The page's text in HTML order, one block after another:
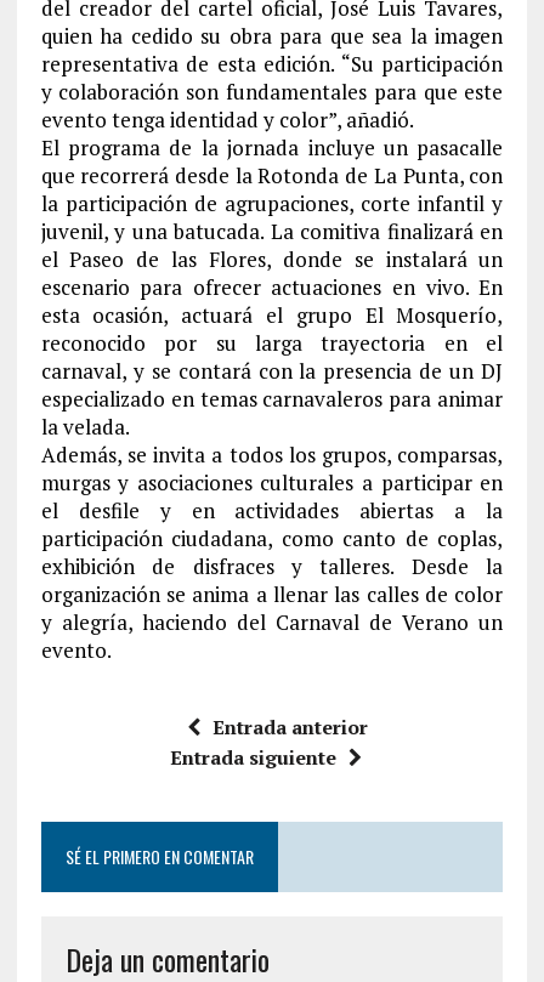
del creador del cartel oficial, José Luis Tavares,
quien ha cedido su obra para que sea la imagen
representativa de esta edición. “Su participación
y colaboración son fundamentales para que este
evento tenga identidad y color”, añadió.
El programa de la jornada incluye un pasacalle
que recorrerá desde la Rotonda de La Punta, con
la participación de agrupaciones, corte infantil y
juvenil, y una batucada. La comitiva finalizará en
el Paseo de las Flores, donde se instalará un
escenario para ofrecer actuaciones en vivo. En
esta ocasión, actuará el grupo El Mosquerío,
reconocido por su larga trayectoria en el
carnaval, y se contará con la presencia de un DJ
especializado en temas carnavaleros para animar
la velada.
Además, se invita a todos los grupos, comparsas,
murgas y asociaciones culturales a participar en
el desfile y en actividades abiertas a la
participación ciudadana, como canto de coplas,
exhibición de disfraces y talleres. Desde la
organización se anima a llenar las calles de color
y alegría, haciendo del Carnaval de Verano un
evento.
Entrada anterior
Entrada siguiente
SÉ EL PRIMERO EN COMENTAR
Deja un comentario